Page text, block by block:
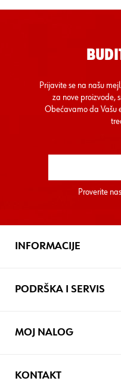
Prijavite se na našu
za nove proizvode,
Obećavamo da Vašu
Proverite
INFORMACIJE
PODRŠKA I SERVIS
MOJ NALOG
KONTAKT